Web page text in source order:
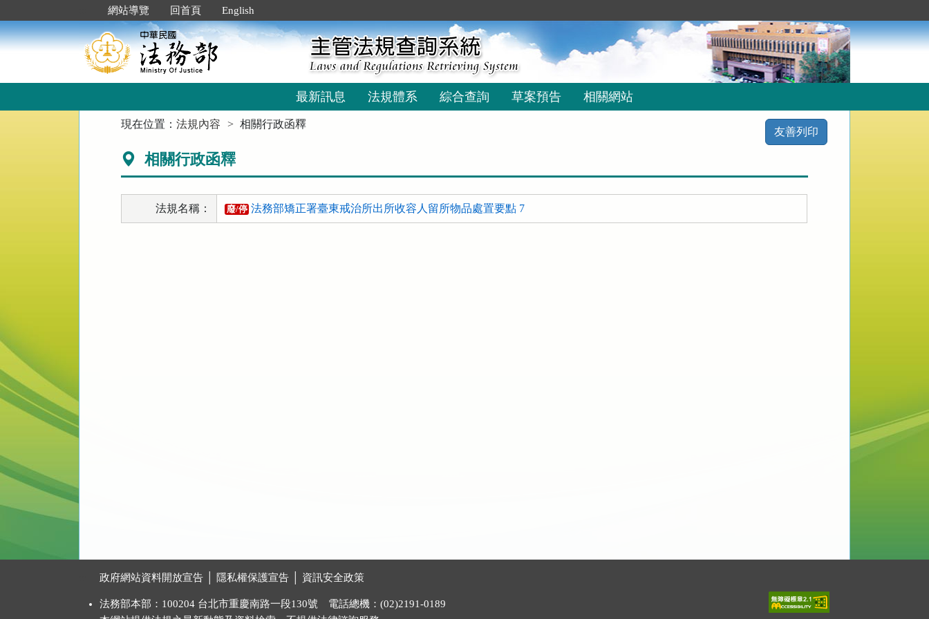
到
主
要
網站導覽 回首頁 English
最新訊息 法規體系 綜合查詢 草案預告 相關網站
現在位置：法規內容 相關行政函釋
友善列印
相關行政函釋
法規名稱： 廢/停 法務部矯正署臺東戒治所出所收容人留所物品處置要點 7
政府網站資料開放宣告 隱私權保護宣告 資訊安全政策
法務部本部：100204 台北市重慶南路一段130號 電話總機：(02)2191-0189